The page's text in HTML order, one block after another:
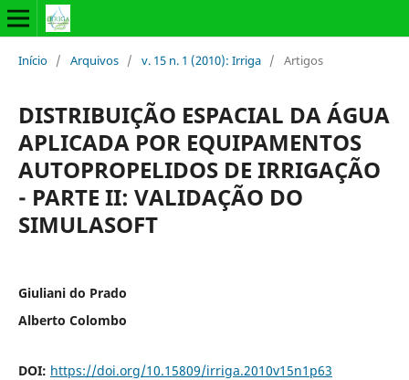
Início / Arquivos / v. 15 n. 1 (2010): Irriga / Artigos
DISTRIBUIÇÃO ESPACIAL DA ÁGUA
APLICADA POR EQUIPAMENTOS
AUTOPROPELIDOS DE IRRIGAÇÃO
- PARTE II: VALIDAÇÃO DO
SIMULASOFT
Giuliani do Prado
Alberto Colombo
DOI: https://doi.org/10.15809/irriga.2010v15n1p63